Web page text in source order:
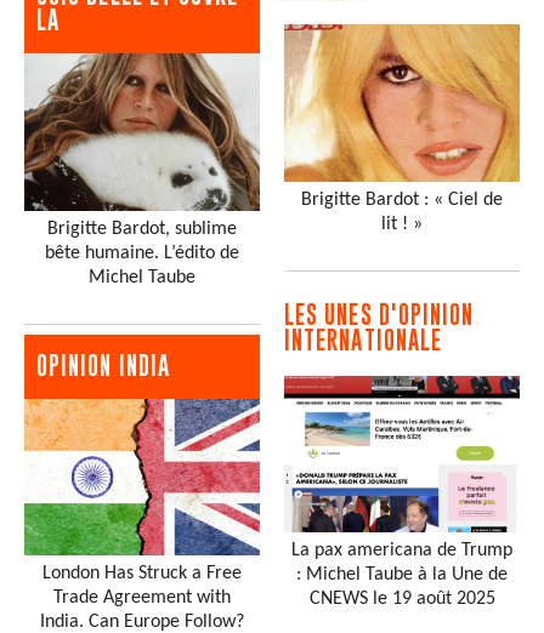
LA
Brigitte Bardot, sublime
bête humaine. L’édito de
Michel Taube
OPINION INDIA
London Has Struck a Free
Trade Agreement with
India. Can Europe Follow?
Brigitte Bardot : « Ciel de
lit ! »
LES UNES D'OPINION
INTERNATIONALE
La pax americana de Trump
: Michel Taube à la Une de
CNEWS le 19 août 2025